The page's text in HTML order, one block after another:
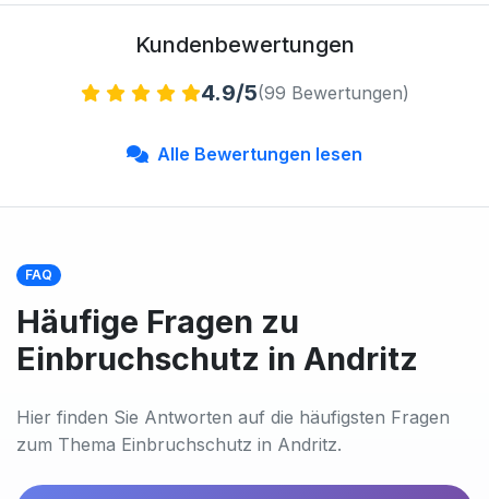
Kundenbewertungen
4.9/5(99 Bewertungen)
Alle Bewertungen lesen
FAQ
Häufige Fragen zu
Einbruchschutz in Andritz
Hier finden Sie Antworten auf die häufigsten Fragen
zum Thema Einbruchschutz in Andritz.